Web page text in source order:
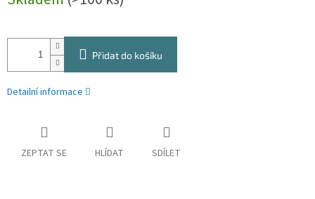
Přidat do košíku
Detailní informace
ZEPTAT SE HLÍDAT SDÍLET